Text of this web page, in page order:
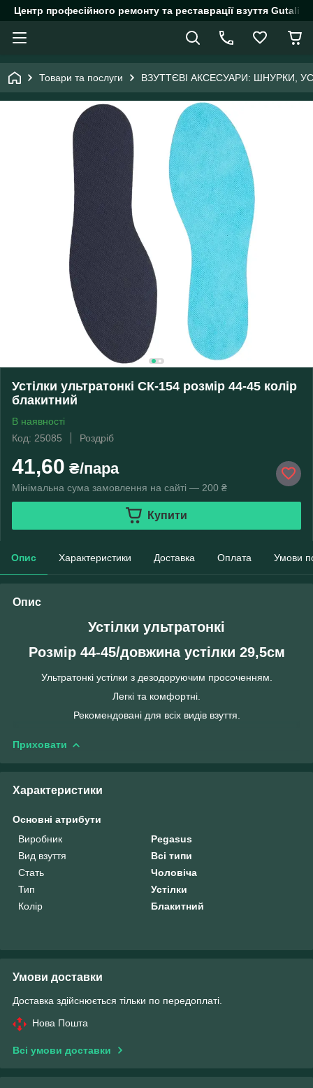
Центр професійного ремонту та реставрації взуття
Товари та послуги ВЗУТТЄВІ АКСЕСУАРИ: ШНУРКИ,
Устілки ультратонкі СК-154 розмір 44-45 колір
блакитний
В наявності
Код: 25085
Роздріб
41,60 ₴/пара
Мінімальна сума замовлення на сайті — 200 ₴
Купити
Опис Характеристики Доставка Оплата Умови
Опис
Устілки ультратонкі
Розмір 44-45/довжина устілки 29,5см
Ультратонкі устілки з дезодоруючим просоченням.
Легкі та комфортні.
Рекомендовані для всіх видів взуття.
Приховати
Характеристики
Основні атрибути
Виробник
Pegasus
Вид взуття
Всі типи
Стать
Чоловіча
Тип
Устілки
Колір
Блакитний
Умови доставки
Доставка здійснюється тільки по передоплаті.
Нова Пошта
Всі умови доставки